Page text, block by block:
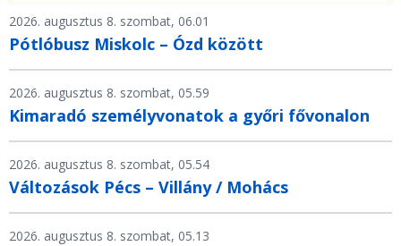
2026. augusztus 8. szombat, 06.01
Pótlóbusz Miskolc – Ózd között
2026. augusztus 8. szombat, 05.59
Kimaradó személyvonatok a győri fővonalon
2026. augusztus 8. szombat, 05.54
Változások Pécs – Villány / Mohács
2026. augusztus 8. szombat, 05.13